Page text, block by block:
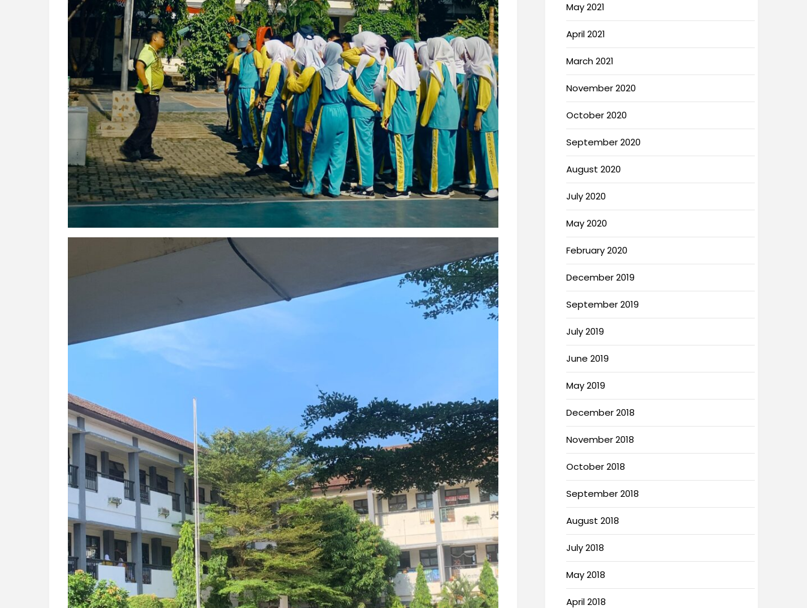
May 2021
April 2021
March 2021
November 2020
October 2020
September 2020
August 2020
July 2020
May 2020
February 2020
December 2019
September 2019
July 2019
June 2019
May 2019
December 2018
November 2018
October 2018
September 2018
August 2018
July 2018
May 2018
April 2018